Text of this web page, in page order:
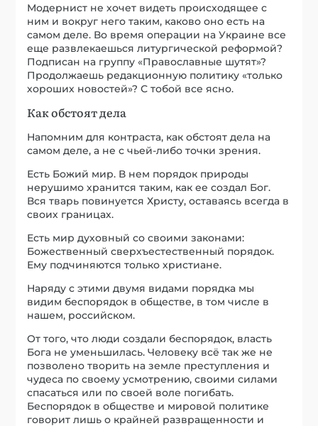
Модернист не хочет видеть происходящее с
ним и вокруг него таким, каково оно есть на
самом деле. Во время операции на Украине все
еще развлекаешься литургической реформой?
Подписан на группу «Православные шутят»?
Продолжаешь редакционную политику «только
хороших новостей»? С тобой все ясно.
Как обстоят дела
Напомним для контраста, как обстоят дела на
самом деле, а не с чьей-либо точки зрения.
Есть Божий мир. В нем порядок природы
нерушимо хранится таким, как ее создал Бог.
Вся тварь повинуется Христу, оставаясь всегда в
своих границах.
Есть мир духовный со своими законами:
Божественный сверхъестественный порядок.
Ему подчиняются только христиане.
Наряду с этими двумя видами порядка мы
видим беспорядок в обществе, в том числе в
нашем, российском.
От того, что люди создали беспорядок, власть
Бога не уменьшилась. Человеку всё так же не
позволено творить на земле преступления и
чудеса по своему усмотрению, своими силами
спасаться или по своей воле погибать.
Беспорядок в обществе и мировой политике
говорит лишь о крайней развращенности и